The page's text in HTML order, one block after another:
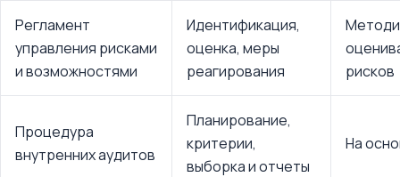
Регламент
управления рисками
и возможностями
Идентификация,
оценка, меры
реагирования
рисков
Процедура
внутренних аудитов
Планирование,
критерии,
выборка и отчеты
На